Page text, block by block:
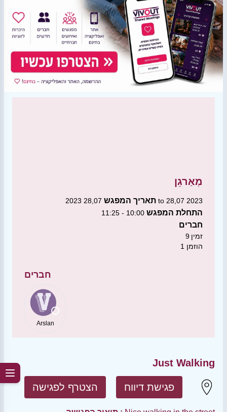
מְאַרגֵן
תאריך המפגש 28,07 2023 to 28,07 2023
התחלת המפגש 10:00 - 11:25
חברים
9 זמין
1 הוזמן
חברים
Arslan
Just Walking
הצטרף לפגישה פגישת דיווח